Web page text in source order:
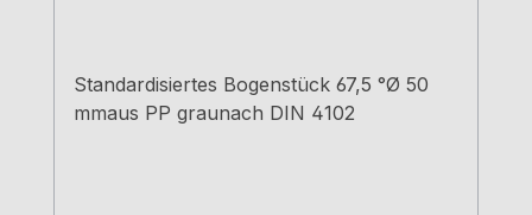
Standardisiertes Bogenstück 67,5 °Ø 50
mmaus PP graunach DIN 4102